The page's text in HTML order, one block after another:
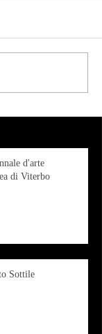
d'arte
di Viterbo
Sottile